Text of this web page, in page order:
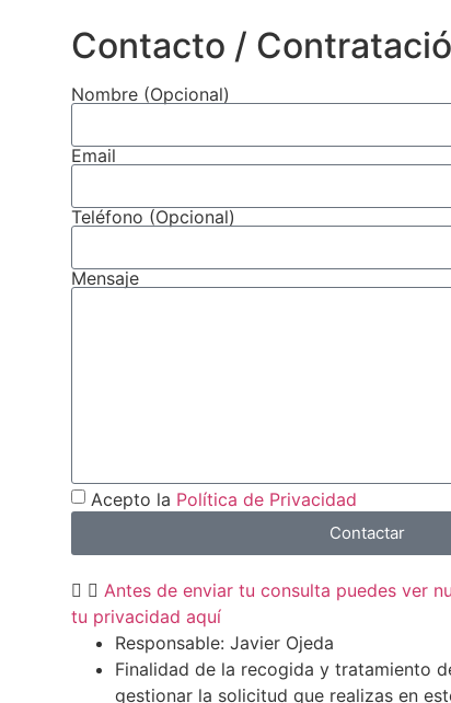
Contacto /
Nombre (Opcional)
Email
Teléfono (Opcional)
Mensaje
Acepto la Política de Privacidad
Contactar
Antes de enviar tu consulta puedes ver
tu privacidad aquí
Responsable: Javier Ojeda
Finalidad de la recogida y tratamiento
gestionar la solicitud que realizas en